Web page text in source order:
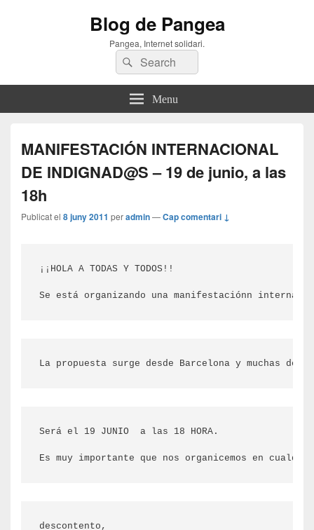
Blog de Pangea
Pangea, Internet solidari.
Search
for:
Search
Menu
MANIFESTACIÓN INTERNACIONAL
DE INDIGNAD@S – 19 de junio, a las
18h
Publicat el 8 juny 2011 peradmin—Cap comentari ↓
¡¡HOLA A TODAS Y TODOS!!
Se está organizando una manifestaciónn
La propuesta surge desde Barcelona y muchas de
Será el 19 JUNIO  a las 18 HORA.
Es muy importante que nos organicemos en
descontento,